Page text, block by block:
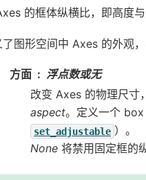
的框体纵横比，即高度与
图形空间中 Axes 的外观
方面
浮点数或无
改变 Axes 的物理尺寸
aspect。定义一个
set_adjustable ）。
None 将禁用固定框的